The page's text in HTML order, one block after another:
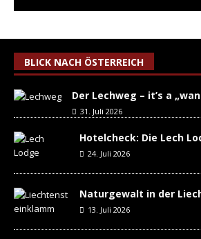
BLICK NACH ÖSTERREICH
Der Lechweg – it’s a
31. Juli 2026
Hotelcheck: Die Lech
24. Juli 2026
Naturgewalt in der
13. Juli 2026